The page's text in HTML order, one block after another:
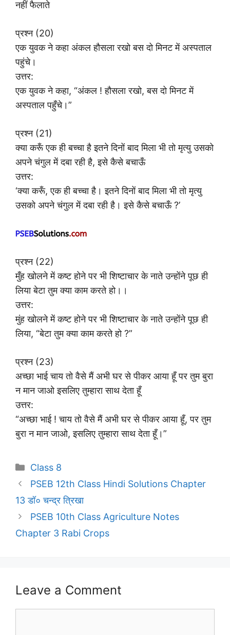
नहीं फैलाते
प्रश्न (20)
एक युवक ने कहा अंकल हौसला रखो बस दो मिनट में अस्पताल
पहुंचे।
उत्तर:
एक युवक ने कहा, “अंकल ! हौसला रखो, बस दो मिनट में
अस्पताल पहुँचे।”
प्रश्न (21)
क्या करूँ एक ही बच्चा है इतने दिनों बाद मिला भी तो मृत्यु उसको
अपने चंगुल में दबा रही है, इसे कैसे बचाऊँ
उत्तर:
‘क्या करूँ, एक ही बच्चा है। इतने दिनों बाद मिला भी तो मृत्यु
उसको अपने चंगुल में दबा रही है। इसे कैसे बचाऊँ ?’
प्रश्न (22)
मुँह खोलने में कष्ट होने पर भी शिष्टाचार के नाते उन्होंने पूछ ही
लिया बेटा तुम क्या काम करते हो।।
उत्तर:
मुंह खोलने में कष्ट होने पर भी शिष्टाचार के नाते उन्होंने पूछ ही
लिया, “बेटा तुम क्या काम करते हो ?”
प्रश्न (23)
अच्छा भाई चाय तो वैसे मैं अभी घर से पीकर आया हूँ पर तुम बुरा
न मान जाओ इसलिए तुम्हारा साथ देता हूँ
उत्तर:
“अच्छा भाई ! चाय तो वैसे मैं अभी घर से पीकर आया हूँ, पर तुम
बुरा न मान जाओ, इसलिए तुम्हारा साथ देता हूँ।”
Categories
Class 8
PSEB 12th Class Hindi Solutions Chapter
13 डॉ० चन्द्र त्रिखा
PSEB 10th Class Agriculture Notes
Chapter 3 Rabi Crops
Leave a Comment